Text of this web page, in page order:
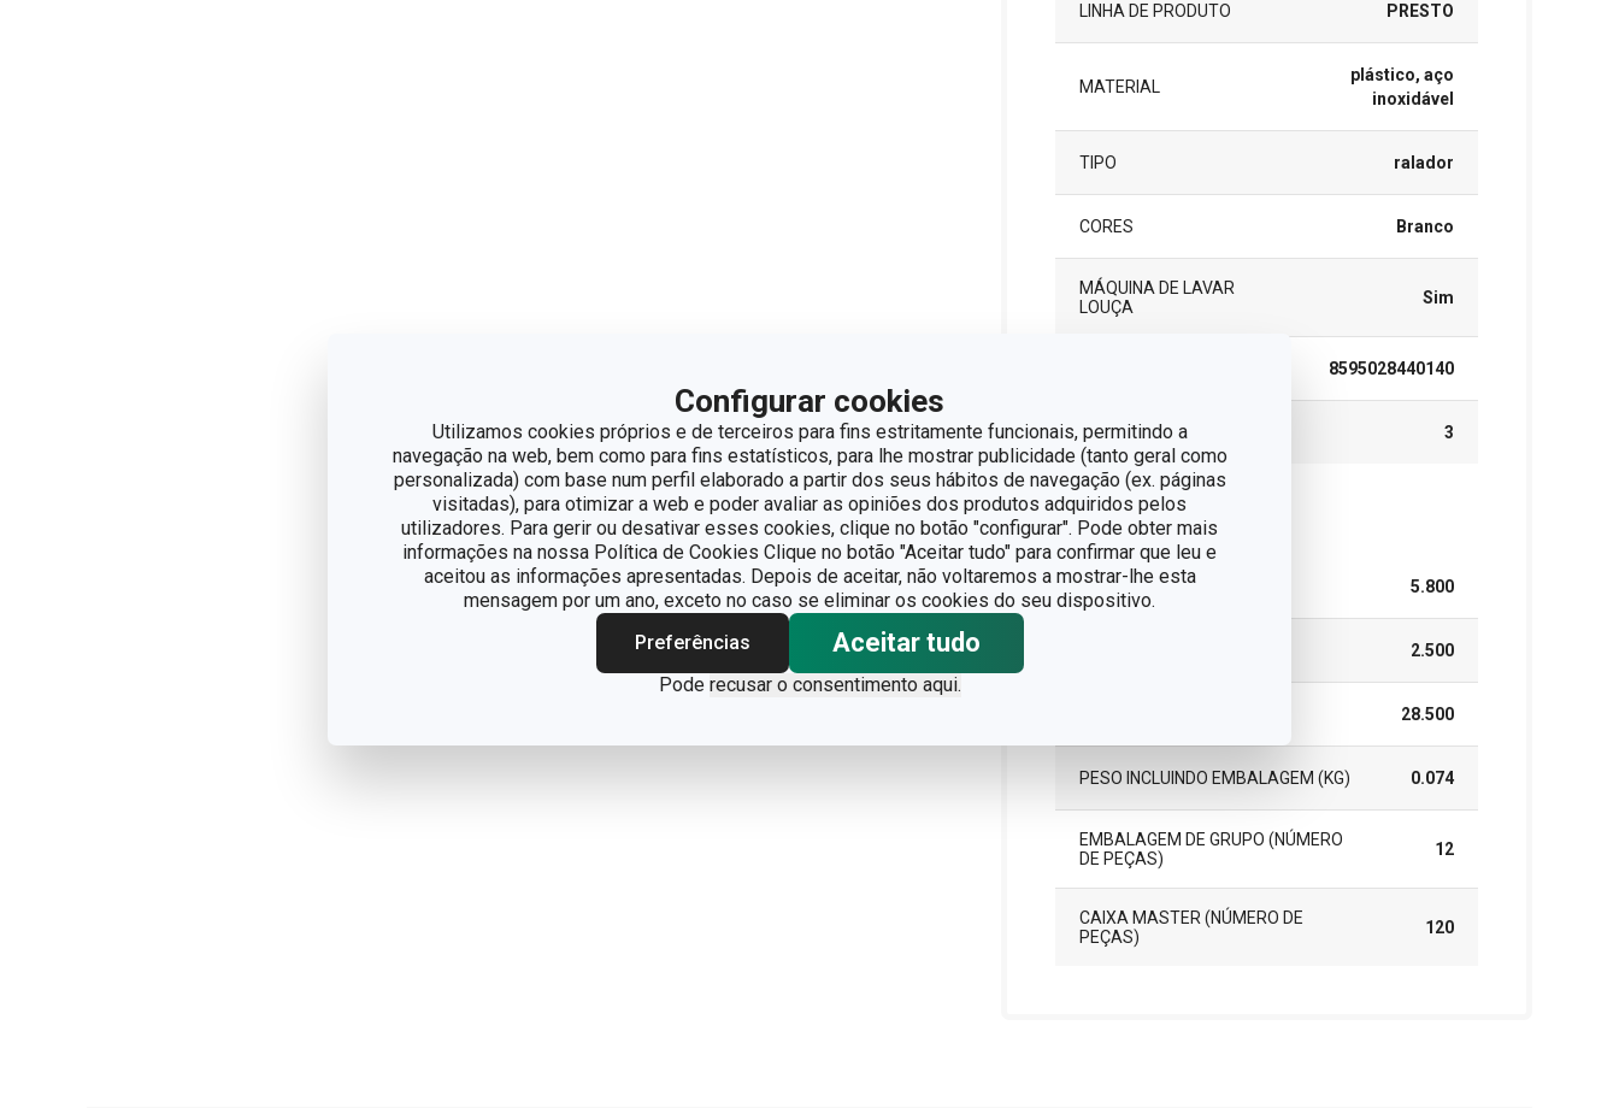
Configurar cookies
Utilizamos cookies próprios e de terceiros para fins estritamente funcionais, permitindo a
navegação na web, bem como para fins estatísticos, para lhe mostrar publicidade (tanto geral como
personalizada) com base num perfil elaborado a partir dos seus hábitos de navegação (ex. páginas
visitadas), para otimizar a web e poder avaliar as opiniões dos produtos adquiridos pelos
utilizadores. Para gerir ou desativar esses cookies, clique no botão "configurar". Pode obter mais
informações na nossa Política de Cookies Clique no botão "Aceitar tudo" para confirmar que leu e
aceitou as informações apresentadas. Depois de aceitar, não voltaremos a mostrar-lhe esta
mensagem por um ano, exceto no caso se eliminar os cookies do seu dispositivo.
Preferências
Aceitar tudo
Pode recusar o consentimento aqui.
LINHA DE PRODUTO PRESTO
MATERIAL
plástico, aço
inoxidável
TIPO ralador
CORES Branco
MÁQUINA DE LAVAR
LOUÇA
Sim
8595028440140
GARANTIA (EM ANOS) 3
Pacote
LARGURA (CM) 5.800
2.500
28.500
PESO INCLUINDO EMBALAGEM (KG) 0.074
EMBALAGEM DE GRUPO (NÚMERO
DE PEÇAS)
12
CAIXA MASTER (NÚMERO DE
PEÇAS)
120